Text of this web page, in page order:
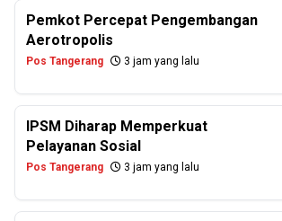
Pemkot Percepat Pengembangan
Aerotropolis
Pos Tangerang 3 jam yang lalu
IPSM Diharap Memperkuat
Pelayanan Sosial
Pos Tangerang 3 jam yang lalu